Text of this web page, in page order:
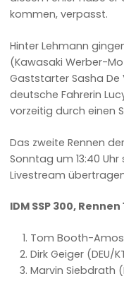
kommen, verpasst.
Hinter Lehmann
(Kawasaki Werber-
Gaststarter Sasha De
deutsche Fahrerin
vorzeitig durch einen
Das zweite Rennen
Sonntag um 13:40
Livestream
IDM SSP 300, Rennen
Tom Booth-
Dirk Geiger (DEU/
Marvin Siebdrath